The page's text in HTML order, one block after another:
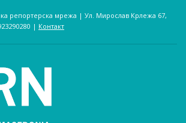
репортерска мрежа | Ул. Мирослав Крлежа 67,
| Контакт